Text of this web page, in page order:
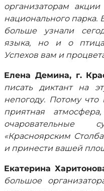
организаторам
национального парка.
больше узнали
языка, но и о
Успехов вам и
Елена Демина, г.
писать диктант на
непогоду. Потому что
приятная
очаровательные
«Красноярским
и принести вашей
Екатерина
большое